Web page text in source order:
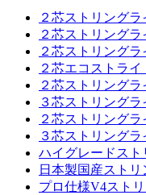
２芯ストリングラ
２芯ストリング
２芯ストリング
２芯エコストライ
２芯ストリング
３芯ストリングラ
２芯ストリングラ
３芯ストリングラ
ハイグレードス
日本製国産スト
プロ仕様V4スト